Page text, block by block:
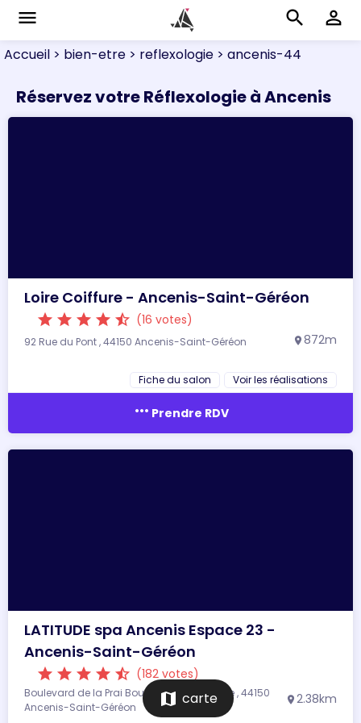
menu search perm_identity
Accueil > bien-etre > reflexologie > ancenis-44
Réservez votre Réflexologie à Ancenis
Loire Coiffure - Ancenis-Saint-Géréon
star star star star star_half (16 votes)
92 Rue du Pont , 44150 Ancenis-Saint-Géréon location_on 872m
Fiche du salon Voir les réalisations
more_horiz Prendre RDV
LATITUDE spa Ancenis Espace 23 -
Ancenis-Saint-Géréon
star star star star star_half (182 votes)
Boulevard de la Prai Boulevard de la Prairie , 44150
Ancenis-Saint-Géréon
location_on 2.38km
map carte